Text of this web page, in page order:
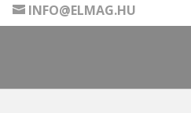
INFO@ELMAG.HU